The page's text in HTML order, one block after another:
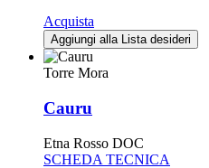
Acquista
Aggiungi alla Lista desideri
Torre Mora
Cauru
Etna Rosso DOC
SCHEDA TECNICA